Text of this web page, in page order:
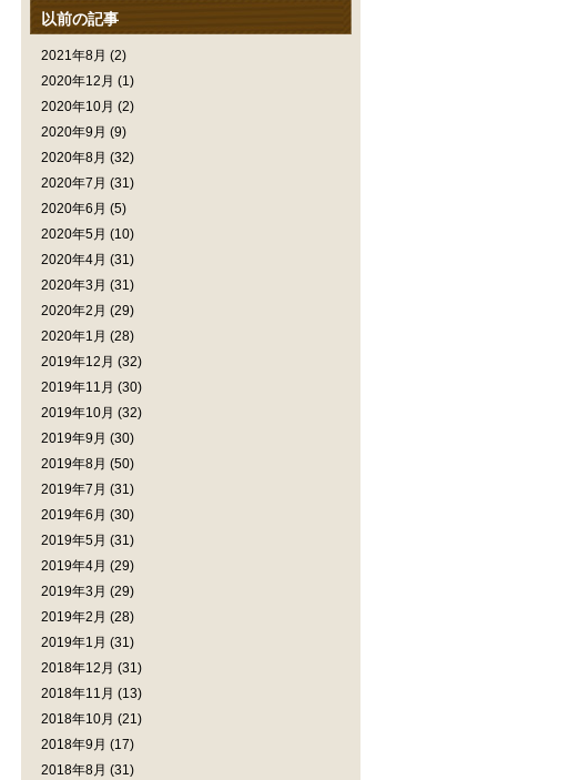
以前の記事
2021年8月 (2)
2020年12月 (1)
2020年10月 (2)
2020年9月 (9)
2020年8月 (32)
2020年7月 (31)
2020年6月 (5)
2020年5月 (10)
2020年4月 (31)
2020年3月 (31)
2020年2月 (29)
2020年1月 (28)
2019年12月 (32)
2019年11月 (30)
2019年10月 (32)
2019年9月 (30)
2019年8月 (50)
2019年7月 (31)
2019年6月 (30)
2019年5月 (31)
2019年4月 (29)
2019年3月 (29)
2019年2月 (28)
2019年1月 (31)
2018年12月 (31)
2018年11月 (13)
2018年10月 (21)
2018年9月 (17)
2018年8月 (31)